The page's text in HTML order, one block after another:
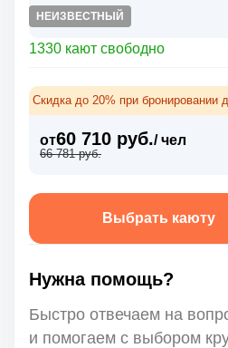
НЕИЗВЕСТНЫЙ
1330 кают свободно
Скидка до 20% при бронировании
от60 710 руб./ чел
66 781 руб.
Выбрать каюту
Нужна помощь?
Быстро отвечаем на
и помогаем с выбором